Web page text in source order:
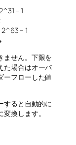
– 1
– 1
ません。下限を
た場合はオーバ
ーフローした値
すると自動的に
換します。